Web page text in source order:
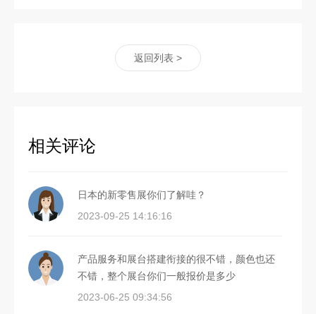
返回列表 >
相关评论
日本的新零售展你们了解哇？
2023-09-25 14:16:16
产品服务和展台搭建衔接的很不错，颜色也还
不错，整个展台你们一般报价是多少
2023-06-25 09:34:56